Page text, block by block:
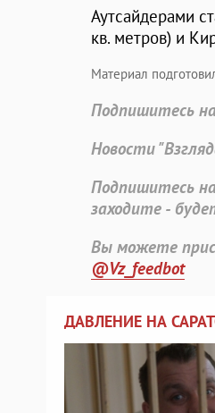
Аутсайдерами
кв. метров) и
Материал
Подпишитесь
Новости
Подпишитесь
заходите -
Вы можете
@Vz_feedbot
ДАВЛЕНИЕ НА